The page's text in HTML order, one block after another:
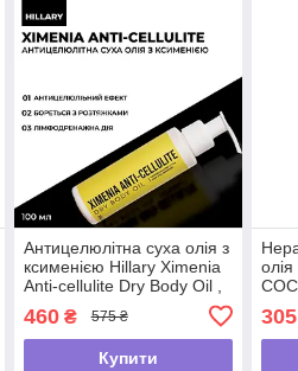
Антицелюлітна суха олія з
ксименією Hillary Хimenia
Anti-cellulite Dry Body Oil ,
460₴ 575 ₴
Купити